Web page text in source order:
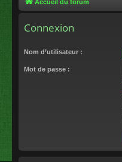
Accueil du forum
Connexion
Nom d’utilisateur :
Mot de passe :